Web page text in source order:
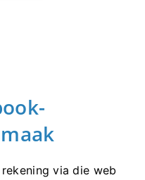
via die web